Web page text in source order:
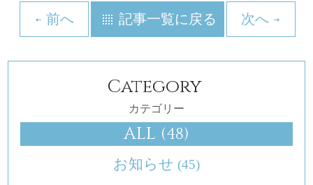
前へ 記事一覧に戻る 次へ
Category
カテゴリー
ALL (48)
お知らせ (45)